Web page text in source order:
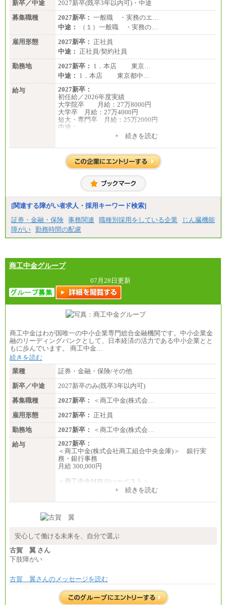
新卒／中途
2027新卒(既卒3年以内可)・中途
募集職種
2027新卒： 一般職 ・実務のエ…
中途：
（１）一般職 ・実務の…
雇用形態
2027新卒： 正社員
中途： 正社員/契約社員
勤務地
2027新卒： 1．本店 東京…
中途： 1．本店 東京都中…
給与
2027新卒：
初任給／2026年度実績
大学院卒 月給：27万8000円
大学卒 月給：27万4000円
短大・専門卒 月給：25万2000円
中途：
※職務経験等を考慮し決定いたします。
※試用期間中も給与に変更はございません
+ 続きを読む
[関連する障がい者求人・採用キーワード検索]
証券・金融・保険 事務関連 職種別採用をしている企業
じん臓機能
障がい 勤務時間の配慮
商工中金グループ
07月28日更新
商工中金はわが国唯一の中小企業専門総合金融機関です。中小企業金
融のリーディングバンクとして、日本経済の活力である中小企業とと
もに歩んでいます。 商工中金…
続きを読む
業種
証券・金融・保険/その他
新卒／中途
2027新卒のみ(既卒3年以内可)
募集職種
2027新卒：
＜商工中金(株式会…
雇用形態
2027新卒： 正社員
勤務地
2027新卒：
＜商工中金(株式会…
給与
2027新卒：
＜商工中金(株式会社商工組合中央金庫)＞ 銀行実
務・銀行事務
月給 300,000円
＜商工中金MIRAIハーベスト＞
+ 続きを読む
安心して働ける未来を、自分で選ぶ
古賀 翼 さん
下肢障がい
古賀 翼さんのメッセージを読む